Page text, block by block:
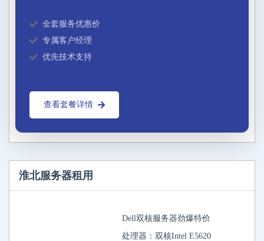
全套服务优惠价
专属客户经理
优先技术支持
查看套餐详情
淮北服务器租用
Dell双核服务器劲爆特价
处理器：双核Intel E5620